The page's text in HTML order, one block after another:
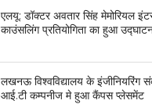
एलयू: डॉक्टर अवतार सिंह मेमोरियल
काउंसलिंग प्रतियोगिता का हुआ
लखनऊ विश्वविद्यालय के इंजीनियरिंग
आई.टी कम्पनीज मे हुआ कैंपस प्लेसमेंट